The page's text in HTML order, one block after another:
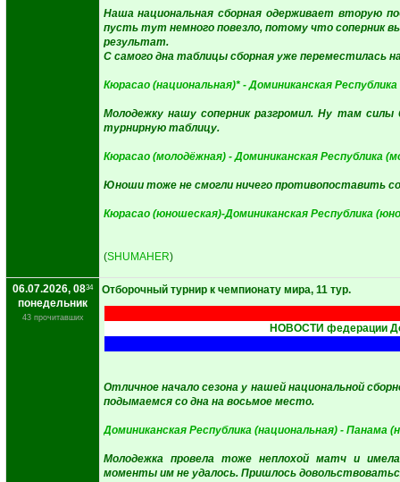
Наша национальная сборная одерживает вторую
пусть тут немного повезло, потому что соперник
результат.
С самого дна таблицы сборная уже переместилась
Кюрасао (национальная)* - Доминиканская
Молодежку нашу соперник разгромил. Ну там
турнирную таблицу.
Кюрасао (молодёжная) - Доминиканская Республика
Юноши тоже не смогли ничего противопоставить
Кюрасао (юношеская)-Доминиканская Республика
(SHUMAHER)
06.07.2026, 0834
понедельник
43 прочитавших
Отборочный турнир к чемпионату мира, 11 тур.
НОВОСТИ федерации
Отличное начало сезона у нашей национальной
подымаемся со дна на восьмое место.
Доминиканская Республика (национальная) - Панама
Молодежка провела тоже неплохой матч и
моменты им не удалось. Пришлось